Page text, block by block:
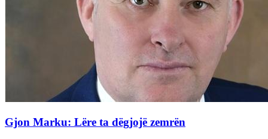
Gjon Marku: Lëre ta dëgjojë zemrën